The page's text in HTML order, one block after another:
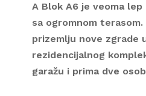
A Blok A6 je veoma
sa ogromnom terasom.
prizemlju nove zgrade
rezidencijalnog
garažu i prima dve